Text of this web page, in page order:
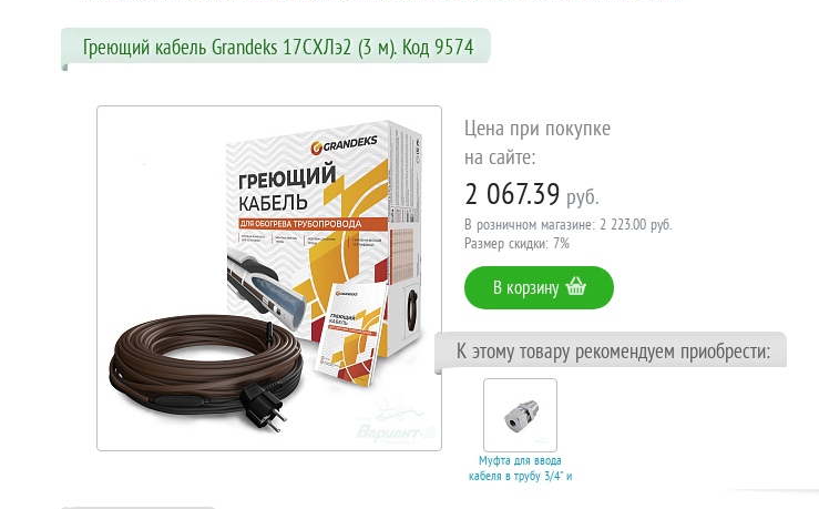
Греющий кабель Grandeks 17СХЛэ2 (3 м). Код 9574
Цена при покупке
на сайте:
2 067.39 руб.
В розничном магазине: 2 223.00 руб.
Размер скидки: 7%
В корзину
К этому товару рекомендуем приобрести:
Муфта для ввода
кабеля в трубу 3/4" и